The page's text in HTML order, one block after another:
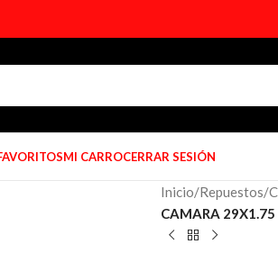
MI CARROCERRAR SESIÓN
Inicio/Repuestos/
CAMARA 29X1.75